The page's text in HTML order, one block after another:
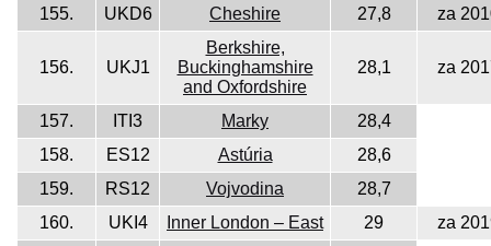
155. UKD6 Cheshire 27,8 za
156. UKJ1
Berkshire,
Buckinghamshire
and Oxfordshire
28,1 za
157. ITI3 Marky
28,4
158.
ES12 Astúria
28,6
159.
RS12 Vojvodina
28,7
160.
UKI4 Inner London – East 29
za